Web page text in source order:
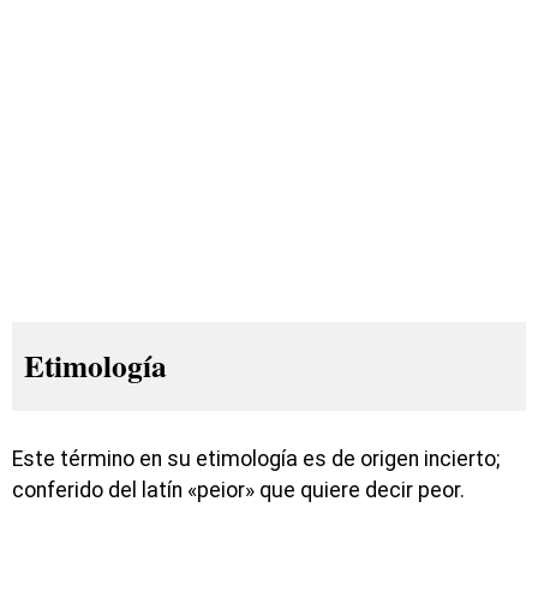
Etimología
Este término en su etimología es de origen incierto;
conferido del latín «peior» que quiere decir peor.